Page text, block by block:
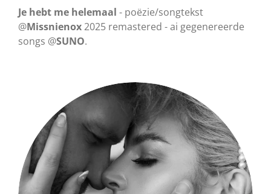
l
a
y
u
t
t
Je hebt me helemaal - poëzie/songtekst
@Missnienox2025 remastered - ai gegenereerde
songs @SUNO.